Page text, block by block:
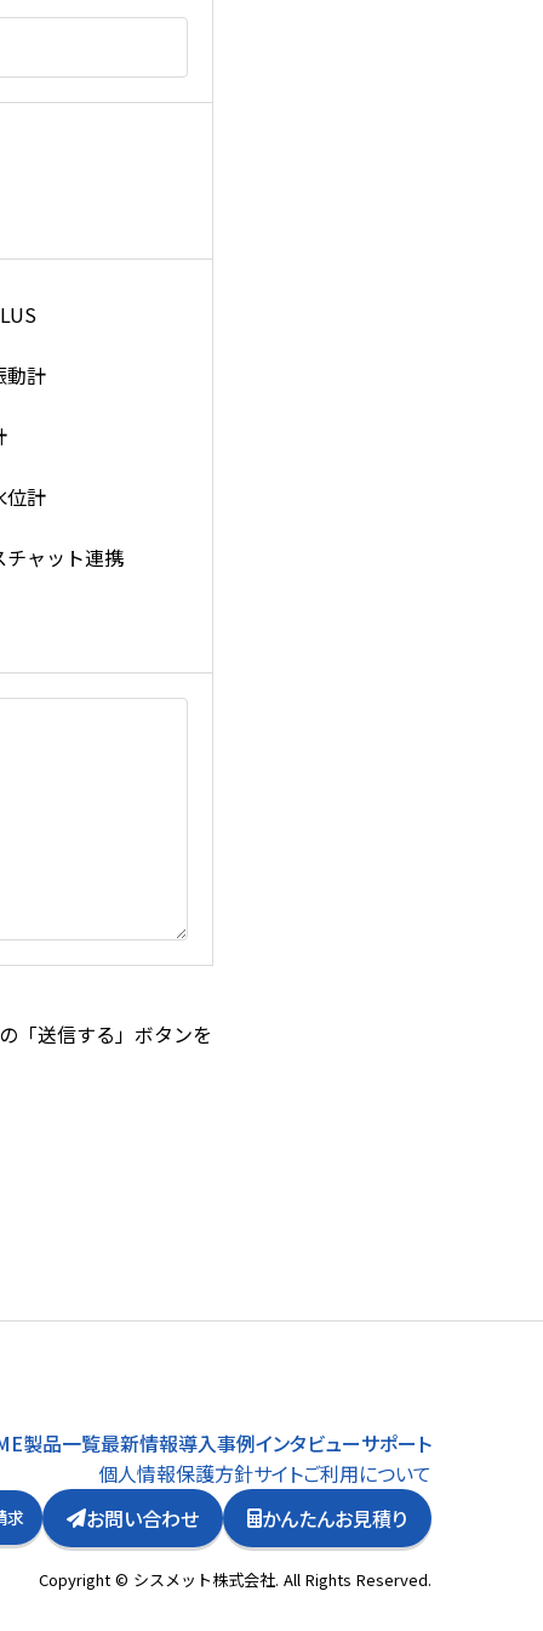
動計
位計
チャット連携
「送信する」ボタンを
製品一覧最新情報導入事例インタビューサポート
個人情報保護方針サイトご利用について
求 お問い合わせ かんたんお見積り
Copyright © シスメット株式会社. All Rights Reserved.